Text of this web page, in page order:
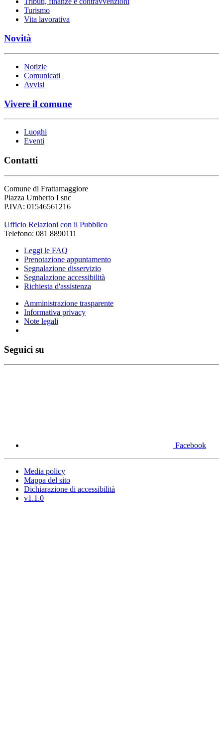
Turismo
Vita lavorativa
Novità
Notizie
Comunicati
Avvisi
Vivere il comune
Luoghi
Eventi
Contatti
Comune di Frattamaggiore
Piazza Umberto I snc
P.IVA: 01546561216
Ufficio Relazioni con il Pubblico
Telefono: 081 8890111
Leggi le FAQ
Prenotazione appuntamento
Segnalazione disservizio
Segnalazione accessibilità
Richiesta d'assistenza
Amministrazione trasparente
Informativa privacy
Note legali
Seguici su
Facebook
Media policy
Mappa del sito
Dichiarazione di accessibilità
v1.1.0